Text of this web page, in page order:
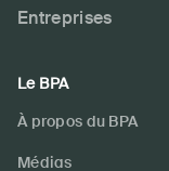
Entreprises
Le BPA
À propos du BPA
Médias